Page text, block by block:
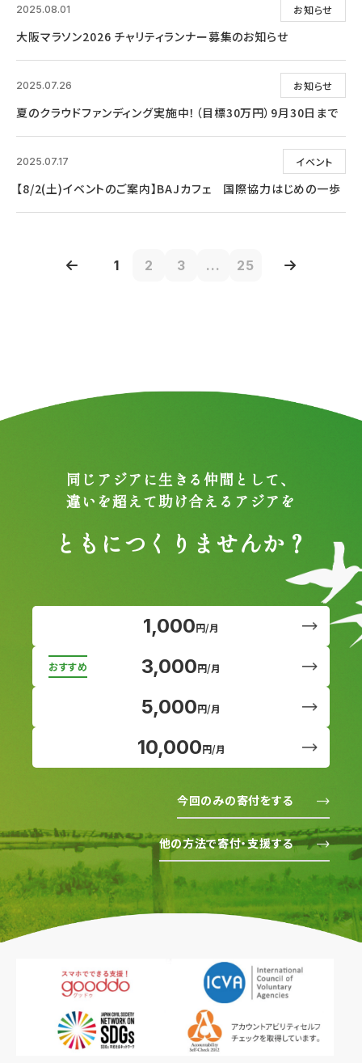
お知らせ
2025.08.01
大阪マラソン2026 チャリティランナー募集のお知らせ
お知らせ
2025.07.26
夏のクラウドファンディング実施中！（目標30万円）9月30日まで
イベント
2025.07.17
【8/2(土)イベントのご案内】BAJカフェ 国際協力はじめの一歩
1 2 3 ... 25
同じアジアに生きる仲間として、
違いを超えて助け合えるアジアを
ともにつくりませんか？
1,000円/月
3,000円/月
5,000円/月
10,000円/月
今回のみの寄付をする
他の方法で寄付・支援する